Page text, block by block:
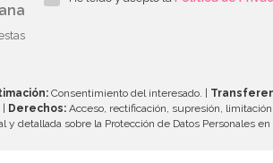
Consentimiento del interesado. |
. | Derechos: Acceso, rectificación, supresión,
y detallada sobre la Protección de Datos Personales